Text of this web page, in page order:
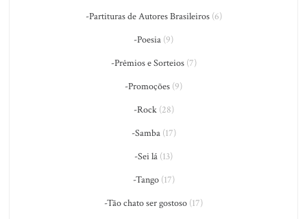
-Partituras de Autores Brasileiros(6)
-Poesia (9)
-Prêmios e Sorteios(7)
-Promoções (9)
-Rock(28)
-Samba(17)
-Sei lá (13)
-Tango(17)
-Tão chato ser gostoso (17)